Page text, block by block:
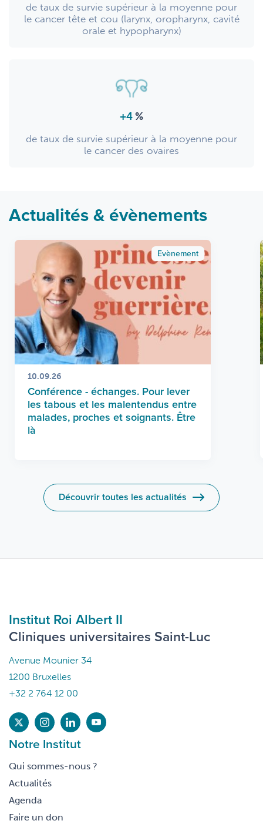
de taux de survie supérieur à la moyenne pour
le cancer tête et cou (larynx, oropharynx, cavité
orale et hypopharynx)
+4%
de taux de survie supérieur à la moyenne pour
le cancer des ovaires
Actualités & évènements
Evènement
10.09.26
Conférence - échanges. Pour lever
les tabous et les malentendus entre
malades, proches et soignants. Être
là
Découvrir toutes les actualités
Institut Roi Albert II
Cliniques universitaires Saint-Luc
Avenue Mounier 34
1200 Bruxelles
+32 2 764 12 00
Notre Institut
Qui sommes-nous ?
Actualités
Agenda
Faire un don